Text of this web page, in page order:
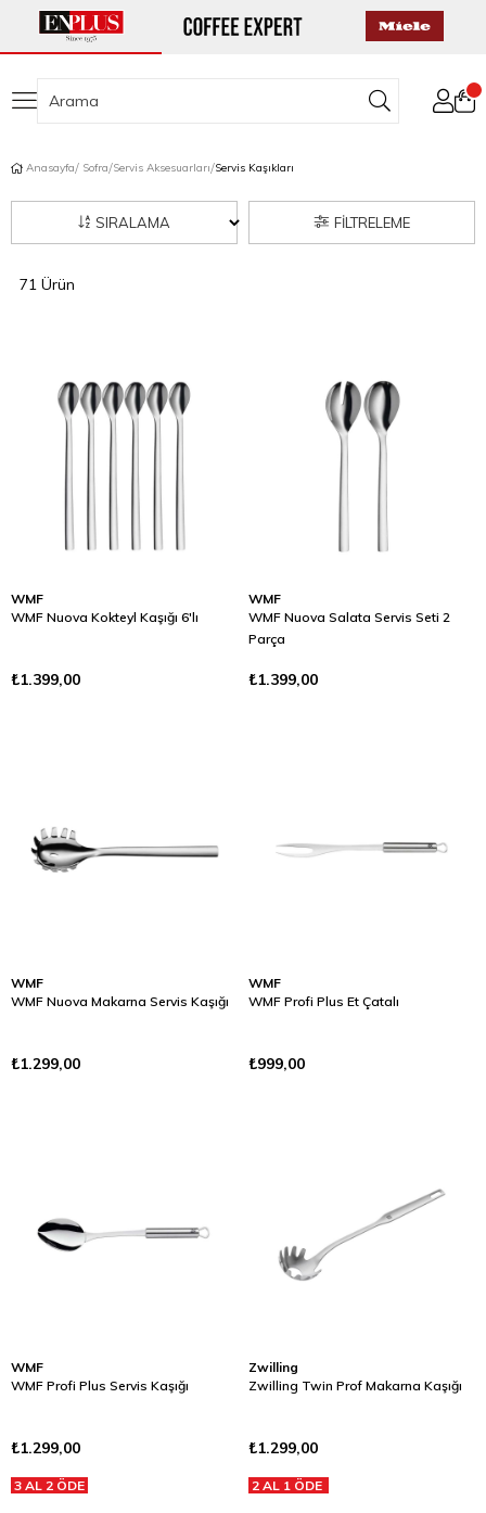
Anasayfa Sofra Servis Aksesuarları Servis Kaşıkları
FILTRELEME
SIRALAMA
71 Ürün
WMF
WMF Nuova Kokteyl Kaşığı 6'lı
₺1.399,00
WMF
WMF Nuova Salata Servis Seti 2
Parça
₺1.399,00
WMF
WMF Nuova Makarna Servis Kaşığı
₺1.299,00
WMF
WMF Profi Plus Et Çatalı
₺999,00
WMF
WMF Profi Plus Servis Kaşığı
₺1.299,00
3 AL 2 ÖDE
Zwilling
Zwilling Twin Prof Makarna Kaşığı
₺1.299,00
2 AL 1 ÖDE